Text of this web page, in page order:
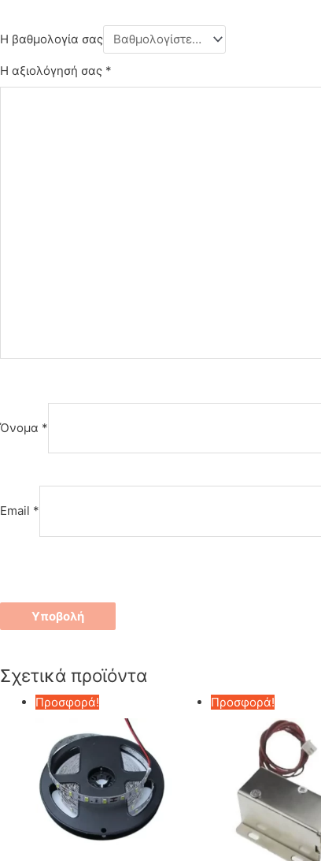
Η βαθμολογία σας
Η αξιολόγησή σας *
Όνομα *
Email *
Σχετικά προϊόντα
Προσφορά! Προσφορά!